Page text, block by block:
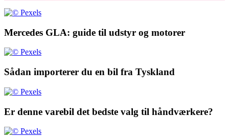
Mercedes GLA: guide til udstyr og motorer
Sådan importerer du en bil fra Tyskland
Er denne varebil det bedste valg til håndværkere?